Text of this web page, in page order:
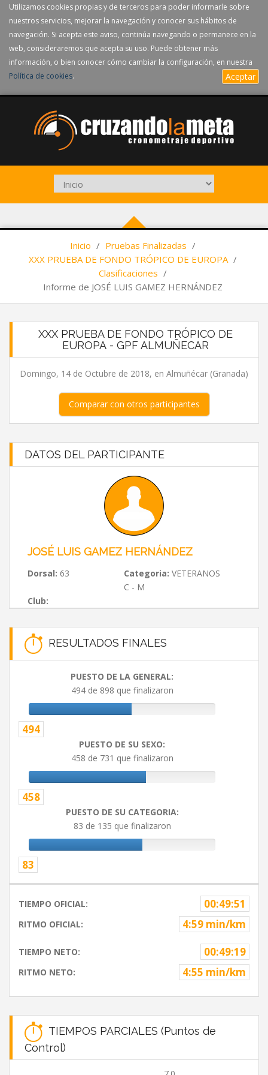
Utilizamos cookies propias y de terceros para poder informarle sobre
nuestros servicios, mejorar la navegación y conocer sus hábitos de
navegación. Si acepta este aviso, continúa navegando o permanece en la
web, consideraremos que acepta su uso. Puede obtener más
información, o bien conocer cómo cambiar la configuración, en nuestra
Política de cookies. Aceptar
Inicio / Pruebas Finalizadas /
XXX PRUEBA DE FONDO TRÓPICO DE EUROPA /
Clasificaciones /
Informe de JOSÉ LUIS GAMEZ HERNÁNDEZ
XXX PRUEBA DE FONDO TRÓPICO DE
EUROPA - GPF ALMUÑECAR
Domingo, 14 de Octubre de 2018, en Almuñécar (Granada)
Comparar con otros participantes
DATOS DEL PARTICIPANTE
JOSÉ LUIS GAMEZ HERNÁNDEZ
Dorsal: 63 Categoria: VETERANOS
C - M
Club:
RESULTADOS FINALES
PUESTO DE LA GENERAL:
494 de 898 que finalizaron
494
PUESTO DE SU SEXO:
458 de 731 que finalizaron
458
PUESTO DE SU CATEGORIA:
83 de 135 que finalizaron
83
TIEMPO OFICIAL: 00:49:51
RITMO OFICIAL: 4:59 min/km
TIEMPO NETO: 00:49:19
RITMO NETO: 4:55 min/km
TIEMPOS PARCIALES (Puntos de
Control)